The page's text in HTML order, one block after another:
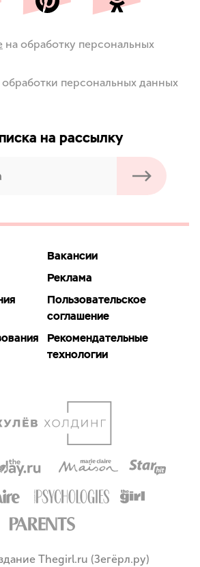
на обработку персональных
обработки персональных данных
на рассылку
Вакансии
Реклама
Пользовательское
соглашение
Рекомендательные
технологии
Thegirl.ru (Зегёрл.ру)